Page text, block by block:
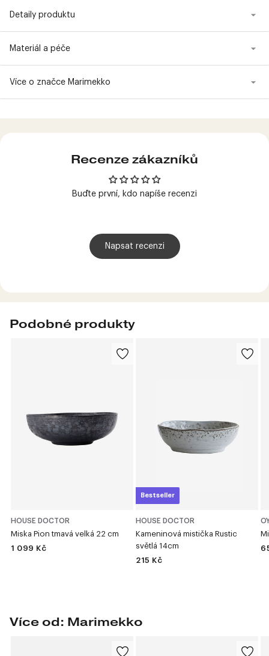
Detaily produktu
Materiál a péče
Více o značce Marimekko
Recenze zákazníků
Buďte první, kdo napíše recenzi
Napsat recenzi
Podobné produkty
HOUSE DOCTOR
Miska Pion tmavá velká 22 cm
1 099 Kč
Bestseller
HOUSE DOCTOR
Kameninová mistička Rustic
světlá 14cm
215 Kč
Více od: Marimekko